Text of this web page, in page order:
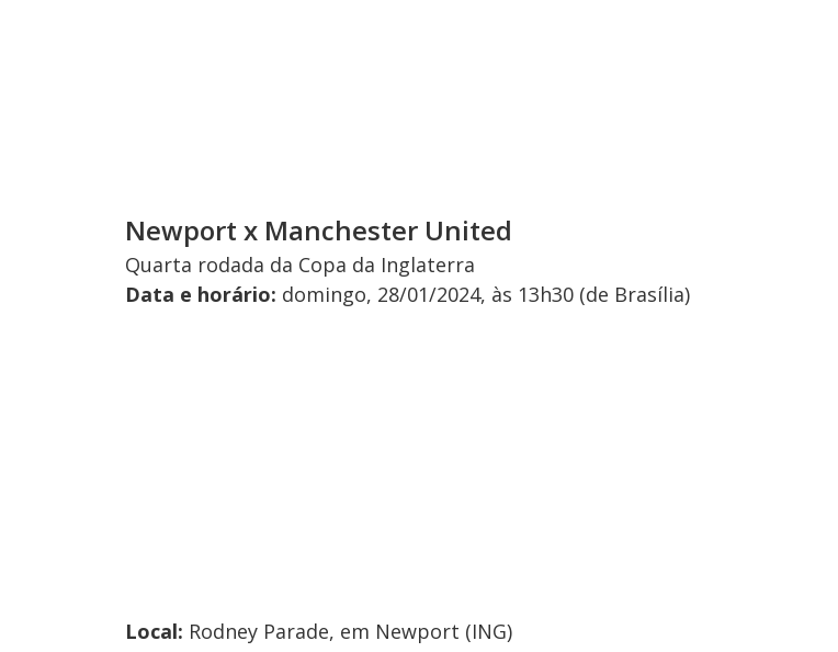
Newport x Manchester United
Quarta rodada da Copa da Inglaterra
Data e horário: domingo, 28/01/2024, às 13h30 (de Brasília)
Local: Rodney Parade, em Newport (ING)